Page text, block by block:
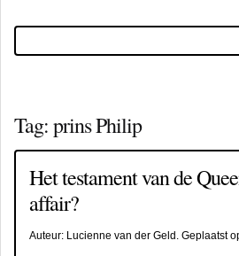
Tag:prins Philip
Het testament van de
affair?
Auteur: Lucienne van der Geld . Geplaatst